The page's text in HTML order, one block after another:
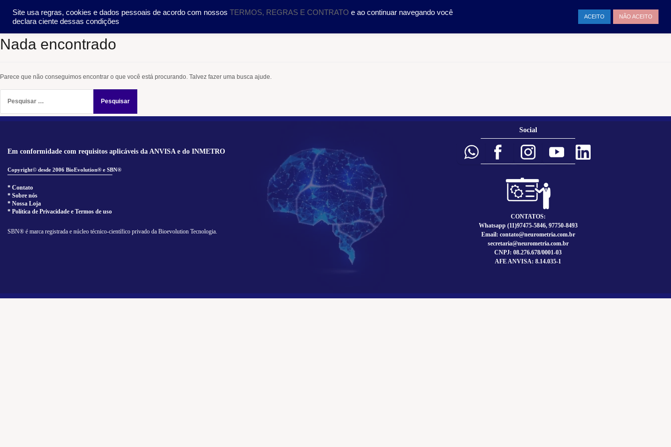
conteúdo
SOCIEDADE METODOLOGIA CURSOS SERVIÇOS CIENTÍFICO TRATAMENTO
Nada encontrado
Parece que não conseguimos encontrar o que você está procurando. Talvez fazer uma busca ajude.
por:
Em conformidade com requisitos aplicáveis da ANVISA e do INMETRO
Copyright© desde 2006 BioEvolution® e SBN®
______________________________
* Contato
* Sobre nós
* Nossa Loja
* Política de Privacidade e Termos de uso
SBN® é marca registrada e núcleo técnico-científico privado da Bioevolution Tecnologia.
Social
___________________________
CONTATOS:
Whatsapp (11)97475-5846, 97750-8493
Email: contato@neurometria.com.br
secretaria@neurometria.com.br
CNPJ: 08.276.678/0001-03
AFE ANVISA: 8.14.035-1
Site usa regras, cookies e dados pessoais de acordo com nossos TERMOS, REGRAS E CONTRATO e ao continuar navegando você
declara ciente dessas condições
ACEITO NÃO ACEITO